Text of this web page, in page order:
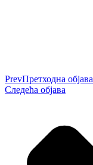
PrevПретходна објава
Следећа објава